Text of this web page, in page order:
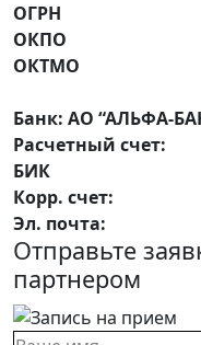
ОГРН
ОКПО
ОКТМО
Банк: АО “АЛЬФА-
Расчетный счет:
БИК
Корр. счет:
Эл. почта:
Отправьте
партнером